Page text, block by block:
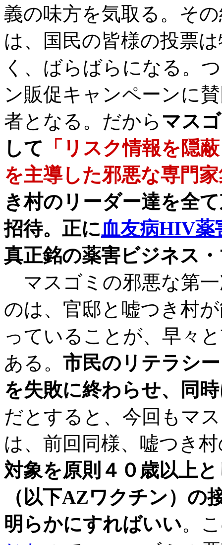
義の味方を気取る。そ
は、国民の皆様の投票
く、ばらばらになる。
ン販促キャンペーンに
者となる。だから マス
して 「リスク情報を隠
を主導した邪悪な専門
き村のリーダー達を全
招待。正に血友病HIV薬
真正銘の薬害ビジネス
マスゴミの邪悪な第
のは、官邸と嘘つき村
っていることが、早々
ある。 市民のリテラシ
を失敗に終わらせ、同
だとすると、今回もマ
は、前回同様、嘘つき
対象を原則４０歳以上
（以下AZワクチン）の
明らかにすればいい。